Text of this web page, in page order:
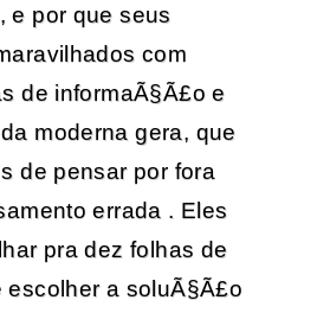
e por que seus
com
de informaÃ§Ã£o e
moderna gera, que
de pensar por fora
errada . Eles
pra dez folhas de
escolher a soluÃ§Ã£o